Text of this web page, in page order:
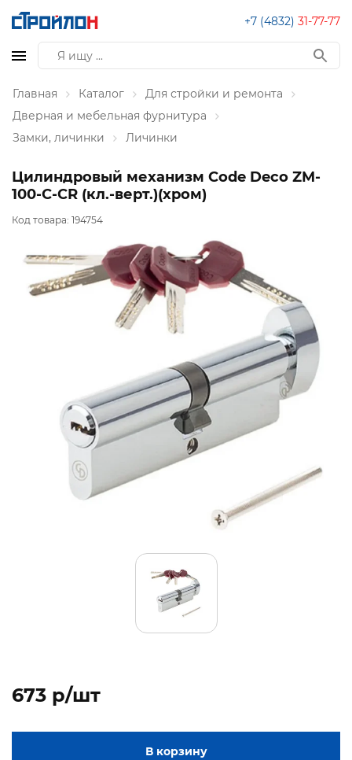
+7 (4832) 31-77-77
Главная Каталог
Для стройки и ремонта
Дверная и мебельная фурнитура
Замки, личинки
Личинки
Цилиндровый механизм Code Deco ZM-
100-C-CR (кл.-верт.)(хром)
Код товара: 194754
673 p/шт
В корзину